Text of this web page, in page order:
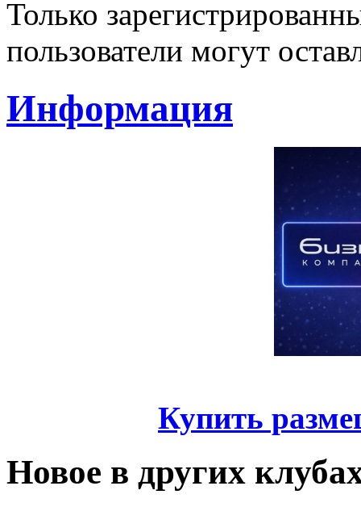
Только
пользователи могут
Информация
Купить
Новое в других